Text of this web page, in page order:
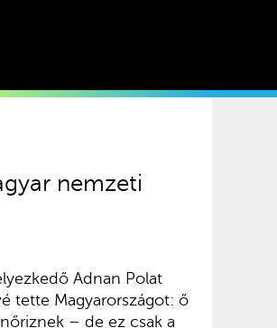
nemzeti
Adnan Polat
tette Magyarországot: ő
– de ez csak a